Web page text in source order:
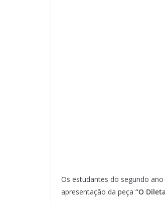
Os estudantes do segundo
apresentação da peça “O